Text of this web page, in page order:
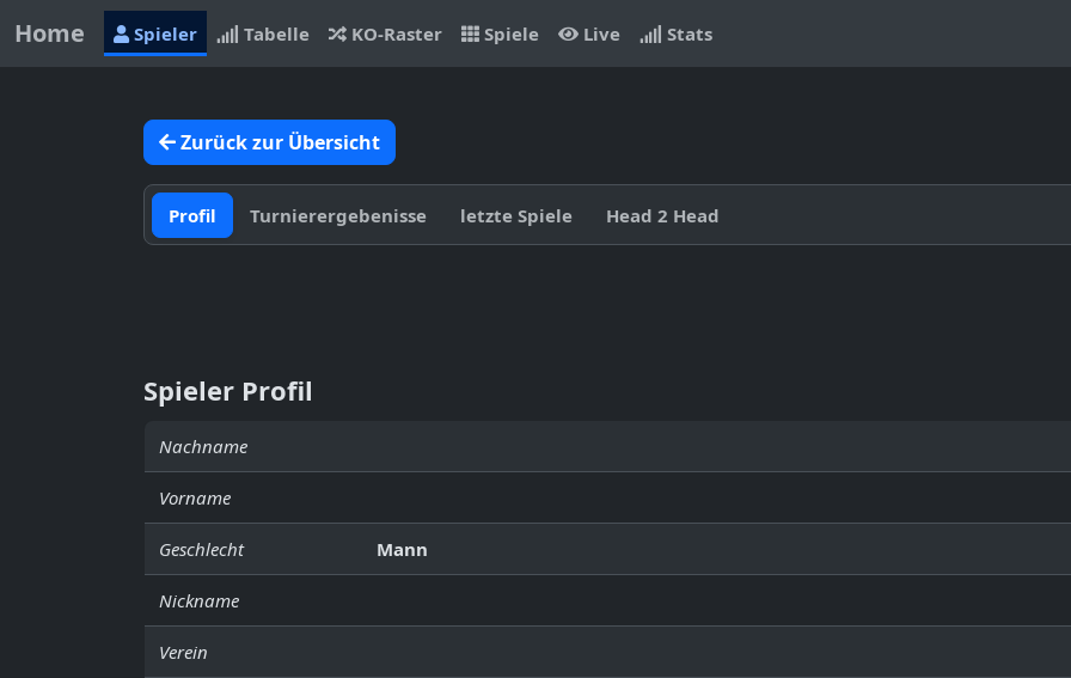
Home Spieler Tabelle KO-Raster Spiele Live Stats
Zurück zur Übersicht
Profil Turnierergebenisse letzte Spiele Head 2 Head
Spieler Profil
Nachname
Vorname
Geschlecht Mann
Nickname
Verein